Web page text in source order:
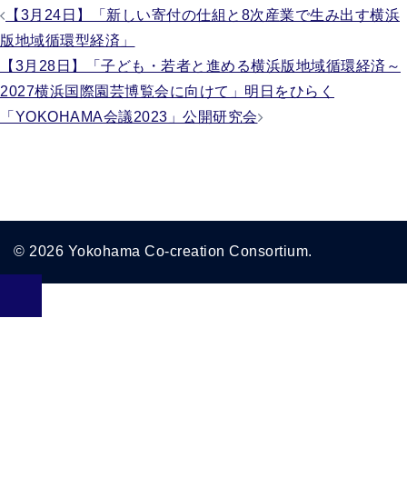
投
稿
ナ
ビ
ョ
ン
【3月24日】「新しい寄付の仕組と8次産業で生み出す横浜
版地域循環型経済」
【3月28日】「子ども・若者と進める横浜版地域循環経済～
2027横浜国際園芸博覧会に向けて」明日をひらく
「YOKOHAMA会議2023」公開研究会
© 2026 Yokohama Co-creation Consortium.